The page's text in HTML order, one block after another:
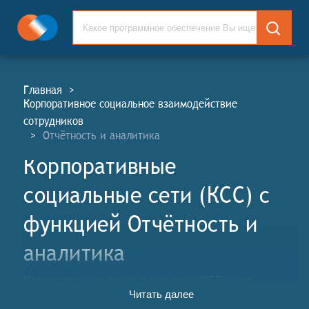
Главная >
Корпоративное социальное взаимодействие
сотрудников
> Отчётность и аналитика
Корпоративные
социальные сети (КСС) c
функцией Отчётность и
аналитика
Enterprise Social Networks, ESN) позволяют
Читать далее